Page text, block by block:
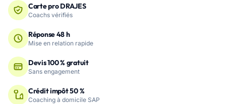
Carte pro DRAJES
Coachs vérifiés
Réponse 48 h
Mise en relation rapide
Devis 100 % gratuit
Sans engagement
Crédit impôt 50 %
Coaching à domicile SAP